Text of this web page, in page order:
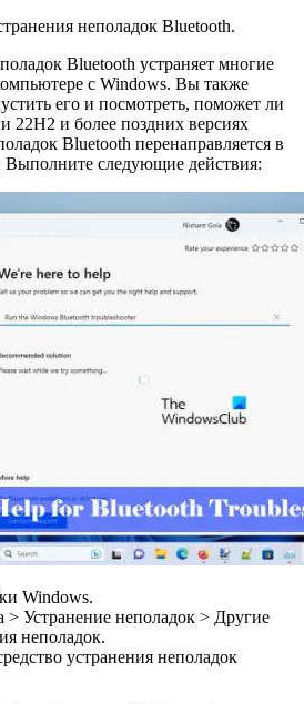
неполадок Bluetooth.
Bluetooth устраняет многие
с Windows. Вы также
его и посмотреть, поможет ли
22H2 и более поздних версиях
Bluetooth перенаправляется в
следующие действия:
Windows.
Устранение неполадок > Другие
неполадок.
устранения неполадок